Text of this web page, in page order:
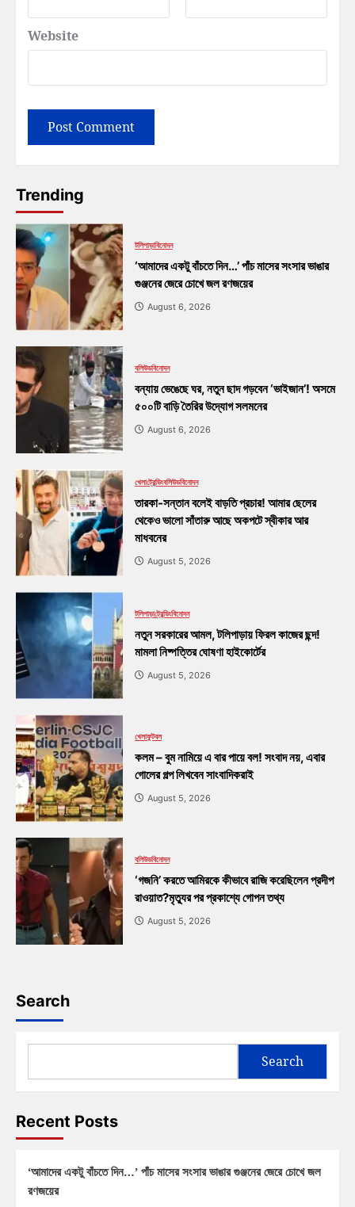
Website
Trending
টলিপাড়াবিনোদন
‘আমাদের একটু বাঁচতে দিন…’ পাঁচ মাসের সংসার ভাঙার
গুঞ্জনের জেরে চোখে জল রণজয়ের
August 6, 2026
বলিউডবিনোদন
বন্যায় ভেঙেছে ঘর, নতুন ছাদ গড়বেন ‘ভাইজান’! অসমে
৫০০টি বাড়ি তৈরির উদ্যোগ সলমনের
August 6, 2026
খেলাট্রেন্ডিংবলিউডবিনোদন
তারকা-সন্তান বলেই বাড়তি প্রচার! আমার ছেলের
থেকেও ভালো সাঁতারু আছে অকপটে স্বীকার আর
মাধবনের
August 5, 2026
টলিপাড়াট্রেন্ডিংবিনোদন
নতুন সরকারের আমল, টলিপাড়ায় ফিরল কাজের ছন্দ!
মামলা নিষ্পত্তির ঘোষণা হাইকোর্টের
August 5, 2026
খেলাফুটবল
কলম – বুম নামিয়ে এ বার পায়ে বল! সংবাদ নয়, এবার
গোলের গল্প লিখবেন সাংবাদিকরাই
August 5, 2026
বলিউডবিনোদন
‘গজনি’ করতে আমিরকে কীভাবে রাজি করেছিলেন প্রদীপ
রাওয়াত?মৃত্যুর পর প্রকাশ্যে গোপন তথ্য
August 5, 2026
Search
Search
Recent Posts
‘আমাদের একটু বাঁচতে দিন…’ পাঁচ মাসের সংসার ভাঙার গুঞ্জনের জেরে চোখে জল
রণজয়ের